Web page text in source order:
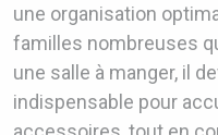
une organisation
familles nombreuses
une salle à manger, il
indispensable pour